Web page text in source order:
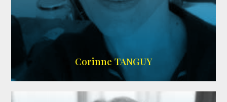
SITE OFFICIEL
Corinne TANGUY